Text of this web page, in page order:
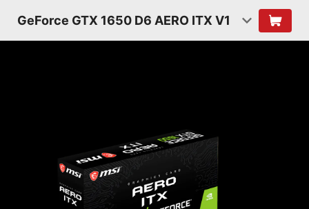
GeForce GTX 1650 D6 AERO ITX V1